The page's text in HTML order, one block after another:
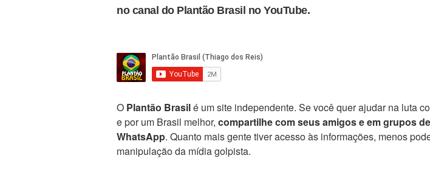
no canal do Plantão Brasil no YouTube.
O Plantão Brasilé um site independente. Se você quer ajudar na luta
e por um Brasil melhor, compartilhe com seus amigos e em grupos
WhatsApp. Quanto mais gente tiver acesso às informações, menos
manipulação da mídia golpista.